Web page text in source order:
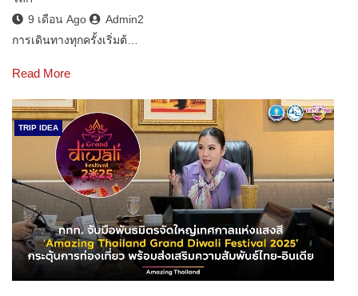
9 เดือน Ago
Admin2
การเดินทางทุกครั้งเริ่มต้…
Read More
TRIP IDEA